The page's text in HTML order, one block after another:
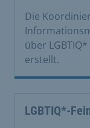
Die
über
erstellt.
LGBTIQ*-